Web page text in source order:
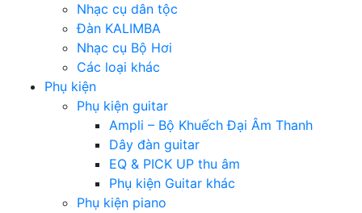
Nhạc cụ dân tộc
Đàn KALIMBA
Nhạc cụ Bộ Hơi
Các loại khác
Phụ kiện
Phụ kiện guitar
Ampli – Bộ Khuếch Đại Âm Thanh
Dây đàn guitar
EQ & PICK UP thu âm
Phụ kiện Guitar khác
Phụ kiện piano